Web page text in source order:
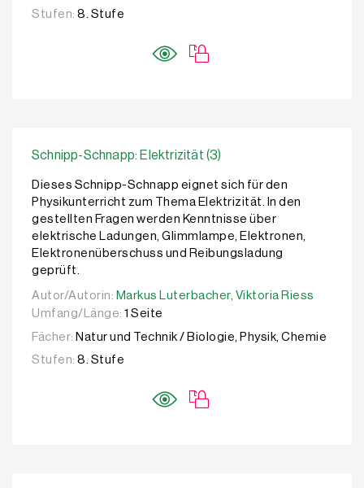
Stufen: 8. Stufe
Schnipp-Schnapp: Elektrizität (3)
Dieses Schnipp-Schnapp eignet sich für den
Physikunterricht zum Thema Elektrizität. In den
gestellten Fragen werden Kenntnisse über
elektrische Ladungen, Glimmlampe, Elektronen,
Elektronenüberschuss und Reibungsladung
geprüft.
Autor/Autorin: Markus Luterbacher, Viktoria Riess
Autor/Autorin: Markus Luterbacher, Viktoria Riess
Umfang/Länge: 1 Seite
Fächer: Natur und Technik / Biologie, Physik, Chemie
Stufen: 8. Stufe